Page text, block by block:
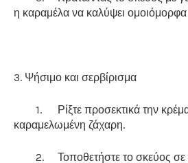
η καραμέλα να καλύψει
3. Ψήσιμο και σερβίρισμα
1.
Ρίξτε προσεκτικά την
καραμελωμένη ζάχαρη.
2.
Τοποθετήστε το σκεύος